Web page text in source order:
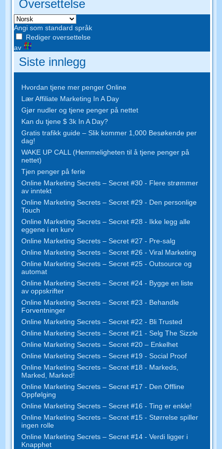
Oversettelse
Angi som standard språk
Rediger oversettelse
av
Siste innlegg
Hvordan tjene mer penger Online
Lær Affiliate Marketing In A Day
Gjør nudler og tjene penger på nettet
Kan du tjene $ 3k In A Day?
Gratis trafikk guide – Slik kommer 1,000 Besøkende per
dag!
WAKE UP CALL (Hemmeligheten til å tjene penger på
nettet)
Tjen penger på ferie
Online Marketing Secrets – Secret #30 - Flere strømmer
av inntekt
Online Marketing Secrets – Secret #29 - Den personlige
Touch
Online Marketing Secrets – Secret #28 - Ikke legg alle
eggene i en kurv
Online Marketing Secrets – Secret #27 - Pre-salg
Online Marketing Secrets – Secret #26 - Viral Marketing
Online Marketing Secrets – Secret #25 - Outsource og
automat
Online Marketing Secrets – Secret #24 - Bygge en liste
av oppskrifter
Online Marketing Secrets – Secret #23 - Behandle
Forventninger
Online Marketing Secrets – Secret #22 - Bli Trusted
Online Marketing Secrets – Secret #21 - Selg The Sizzle
Online Marketing Secrets – Secret #20 – Enkelhet
Online Marketing Secrets – Secret #19 - Social Proof
Online Marketing Secrets – Secret #18 - Markeds,
Marked, Marked!
Online Marketing Secrets – Secret #17 - Den Offline
Oppfølging
Online Marketing Secrets – Secret #16 - Ting er enkle!
Online Marketing Secrets – Secret #15 - Størrelse spiller
ingen rolle
Online Marketing Secrets – Secret #14 - Verdi ligger i
Knapphet